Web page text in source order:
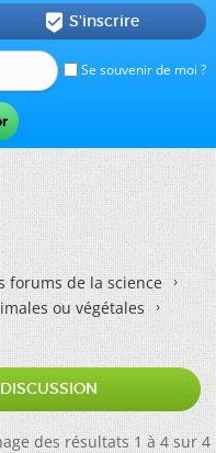
Se souvenir de moi ?
 S'inscrire
forums de la science
ou végétales
des résultats 1 à 4 sur 4